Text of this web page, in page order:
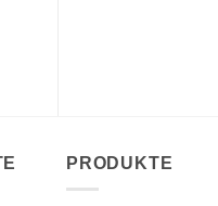
Produktseite
PRODUKTE